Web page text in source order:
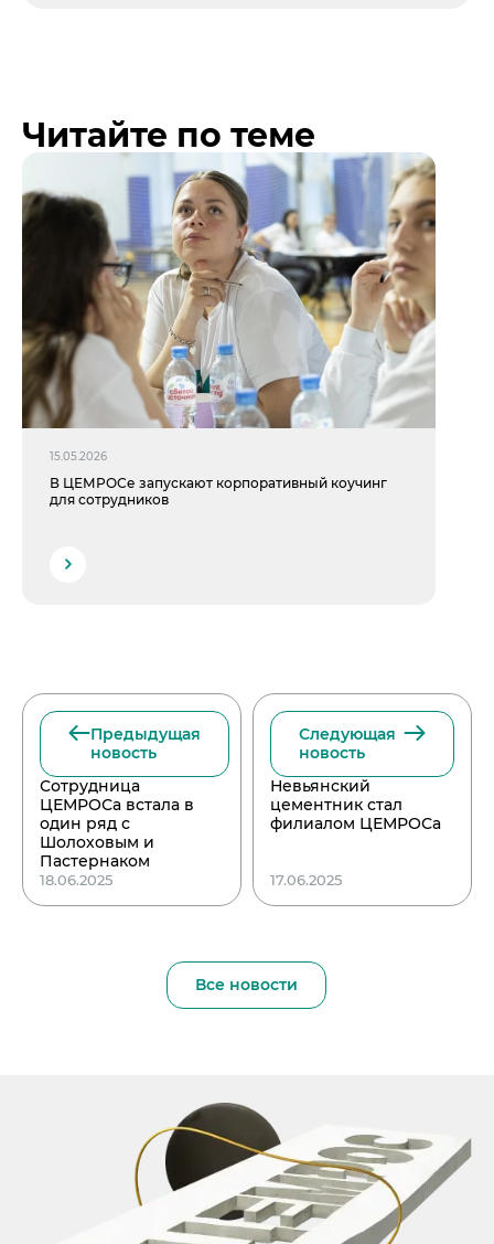
Читайте по теме
15.05.2026
В ЦЕМРОСе запускают корпоративный коучинг
для сотрудников
Предыдущая
новость
Сотрудница
ЦЕМРОСа встала в
один ряд с
Шолоховым и
Пастернаком
18.06.2025
Следующая
новость
Невьянский
цементник стал
филиалом ЦЕМРОСа
17.06.2025
Все новости